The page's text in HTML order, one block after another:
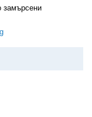
замърсени